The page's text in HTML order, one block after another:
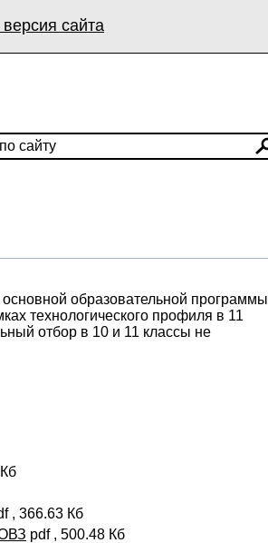
сайта
образовательной программы
технологического профиля в 11
отбор в 10 и 11 классы не
, 366.63 Кб
pdf , 500.48 Кб